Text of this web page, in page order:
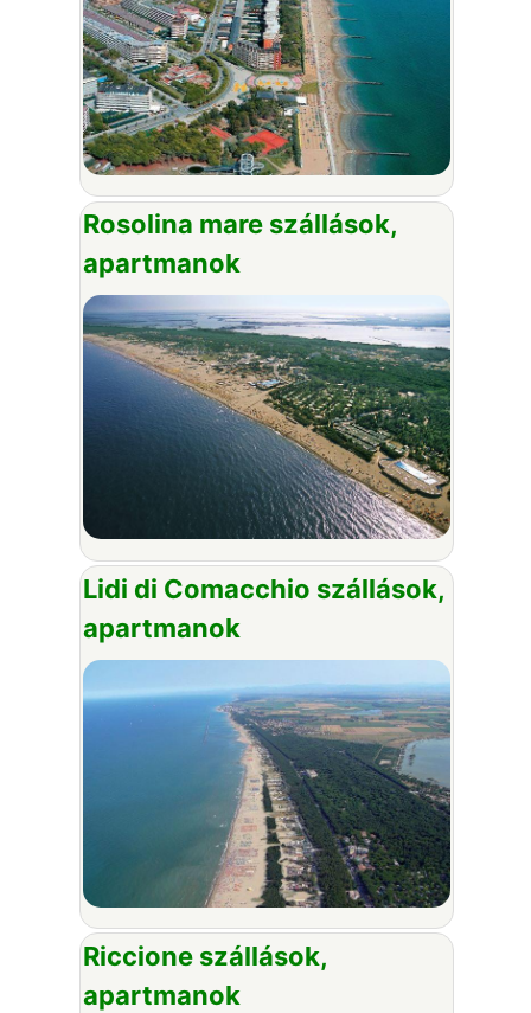
Rosolina mare szállások,
apartmanok
Lidi di Comacchio szállások,
apartmanok
Riccione szállások,
apartmanok